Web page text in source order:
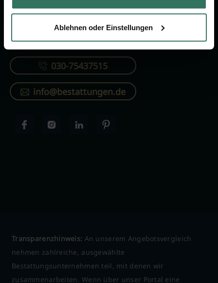
Ablehnen oder Einstellungen
KONTAKTIEREN SIE UNS
030-75437515
info@bestattungen.de
Transparenzhinweis: An unserem Angebotsvergleich
nehmen zahlreiche, ausgewählte
Bestattungsunternehmen teil, mit denen wir
zusammenarbeiten. Wenn über unser Portal eine